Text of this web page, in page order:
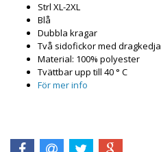
Strl XL-2XL
Blå
Dubbla kragar
Två sidofickor med dragkedja
Material: 100% polyester
Tvättbar upp till 40 ° C
För mer info